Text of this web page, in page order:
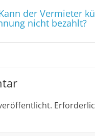
der Vermieter
nicht bezahlt?